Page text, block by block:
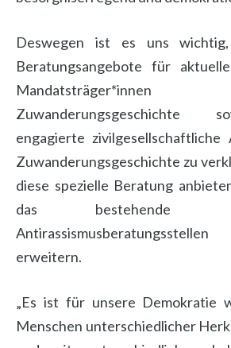
Deswegen ist es uns
Beratungsangebote für
Zuwanderungsgeschichte
engagierte zivilgesellschaftliche
Zuwanderungsgeschichte zu
diese spezielle Beratung
das bestehende
erweitern.
„Es ist für unsere Demokratie
Menschen unterschiedlicher